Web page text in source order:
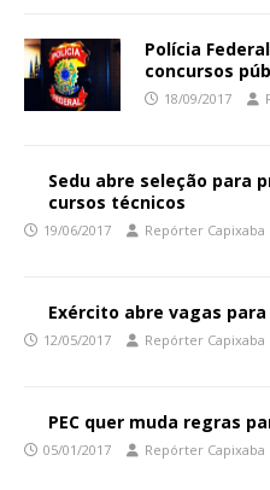
Polícia
concursos
18/09/2017
Sedu abre seleção para
cursos técnicos
19/06/2017 Repórter Capixaba
Exército abre vagas
12/05/2017 Repórter Capixaba
PEC quer muda regras
05/01/2017 Repórter Capixaba